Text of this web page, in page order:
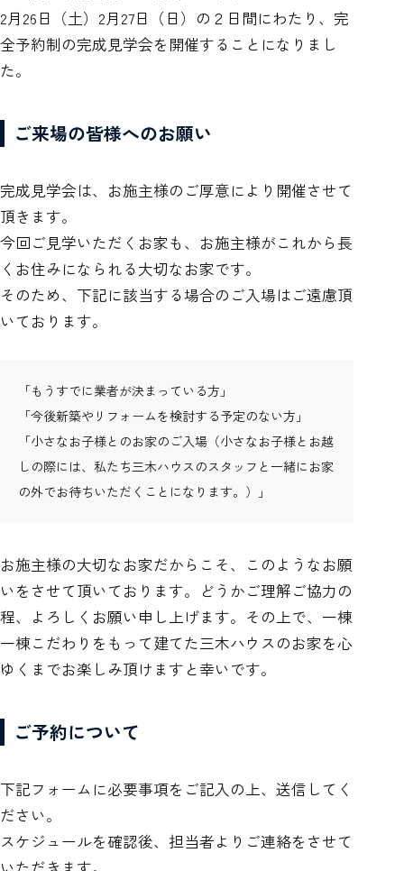
2月26日（土）2月27日（日）の２日間にわたり、完
全予約制の完成見学会を開催することになりまし
た。
ご来場の皆様へのお願い
完成見学会は、お施主様のご厚意により開催させて
頂きます。
今回ご見学いただくお家も、お施主様がこれから長
くお住みになられる大切なお家です。
そのため、下記に該当する場合のご入場はご遠慮頂
いております。
「もうすでに業者が決まっている方」
「今後新築やリフォームを検討する予定のない方」
「小さなお子様とのお家のご入場（小さなお子様とお越
しの際には、私たち三木ハウスのスタッフと一緒にお家
の外でお待ちいただくことになります。）」
お施主様の大切なお家だからこそ、このようなお願
いをさせて頂いております。どうかご理解ご協力の
程、よろしくお願い申し上げます。その上で、一棟
一棟こだわりをもって建てた三木ハウスのお家を心
ゆくまでお楽しみ頂けますと幸いです。
ご予約について
下記フォームに必要事項をご記入の上、送信してく
ださい。
スケジュールを確認後、担当者よりご連絡をさせて